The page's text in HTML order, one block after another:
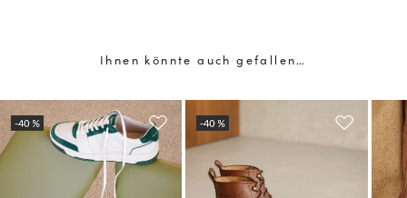
Ihnen könnte auch gefallen…